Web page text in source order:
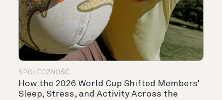
SPOŁECZNOŚĆ
How the 2026 World Cup Shifted Members’
Sleep, Stress, and Activity Across the